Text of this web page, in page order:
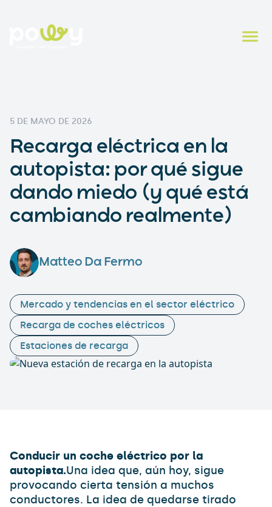
5 DE MAYO DE 2026
Recarga eléctrica en la
autopista: por qué sigue
dando miedo (y qué está
cambiando realmente)
Matteo Da Fermo
Mercado y tendencias en el sector eléctrico
Recarga de coches eléctricos
Estaciones de recarga
Conducir un coche eléctrico por la
autopista.Una idea que, aún hoy, sigue
provocando cierta tensión a muchos
conductores. La idea de quedarse tirado